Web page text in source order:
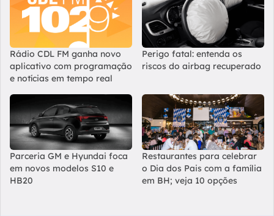
Rádio CDL FM ganha novo
aplicativo com programação
e notícias em tempo real
Perigo fatal: entenda os
riscos do airbag recuperado
Parceria GM e Hyundai foca
em novos modelos S10 e
HB20
Restaurantes para celebrar
o Dia dos Pais com a família
em BH; veja 10 opções